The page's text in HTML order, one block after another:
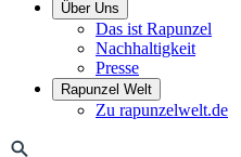
Über Uns
Das ist Rapunzel
Nachhaltigkeit
Presse
Rapunzel Welt
Zu rapunzelwelt.de